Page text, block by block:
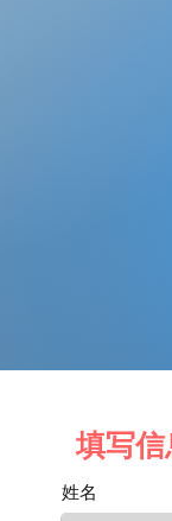
填写
姓名